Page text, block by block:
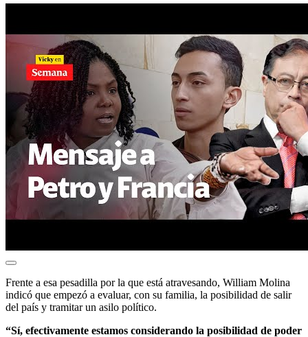
Frente a esa pesadilla por la que está atravesando, William Molina
indicó que empezó a evaluar, con su familia, la posibilidad de salir
del país y tramitar un asilo político.
“Sí, efectivamente estamos considerando la posibilidad de poder